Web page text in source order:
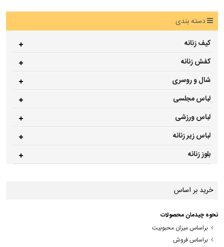
دسته بندی
کیف زنانه
کفش زنانه
شال و روسری
لباس مجلسی
لباس ورزشی
لباس زیر زنانه
بلوز زنانه
خرید بر اساس
نحوه چیدمان محصولات
براساس میزان محبوبیت
براساس فروش